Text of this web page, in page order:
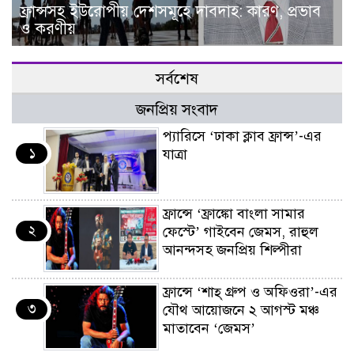
ফ্রান্সসহ ইউরোপীয় দেশসমূহে দাবদাহ: কারণ, প্রভাব
ও করণীয়
সর্বশেষ
জনপ্রিয় সংবাদ
১
প্যারিসে ‘ঢাকা ক্লাব ফ্রান্স’-এর
যাত্রা
২
ফ্রান্সে ‘ফ্রাঙ্কো বাংলা সামার
ফেস্টে’ গাইবেন জেমস, রাহুল
আনন্দসহ জনপ্রিয় শিল্পীরা
৩
ফ্রান্সে ‘শাহ্ গ্রুপ ও অফিওরা’-এর
যৌথ আয়োজনে ২ আগস্ট মঞ্চ
মাতাবেন ‘জেমস’